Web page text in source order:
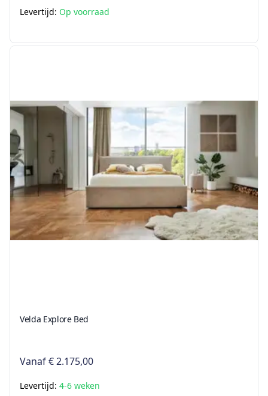
Levertijd: Op voorraad
Velda Explore Bed
Vanaf€ 2.175,00
Levertijd: 4-6 weken